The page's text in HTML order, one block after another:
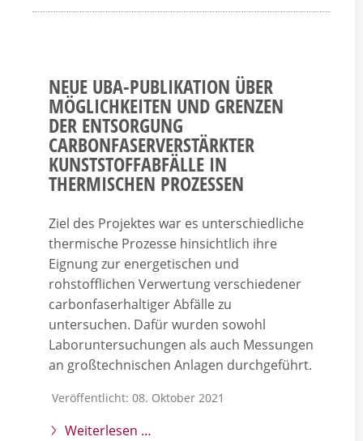
NEUE UBA-PUBLIKATION ÜBER
MÖGLICHKEITEN UND GRENZEN
DER ENTSORGUNG
CARBONFASERVERSTÄRKTER
KUNSTSTOFFABFÄLLE IN
THERMISCHEN PROZESSEN
Ziel des Projektes war es unterschiedliche
thermische Prozesse hinsichtlich ihre
Eignung zur energetischen und
rohstofflichen Verwertung verschiedener
carbonfaserhaltiger Abfälle zu
untersuchen. Dafür wurden sowohl
Laboruntersuchungen als auch Messungen
an großtechnischen Anlagen durchgeführt.
Veröffentlicht: 08. Oktober 2021
Weiterlesen …